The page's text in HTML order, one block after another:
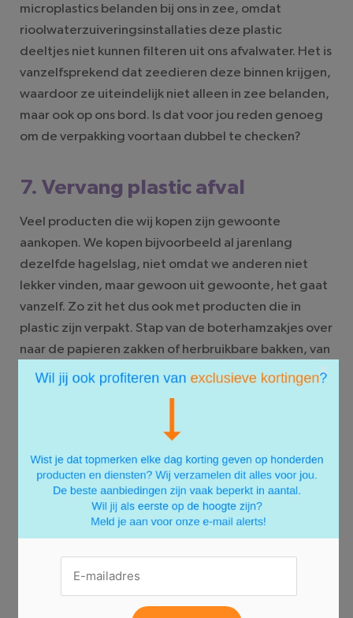
microplastics belanden bij ons in zee, omdat
rioolwaterzuiveringsinstallaties deze plastic
deeltjes niet kunnen filteren uit ons afvalwater. Het is
vanzelfsprekend dat zeedieren deze binnen krijgen,
waardoor ze uiteindelijk niet alleen in zee belanden,
maar ook op ons bord. Is dat voor jou reden genoeg
om de verpakking voortaan dubbel te checken?
7. Vervang plastic afval
Veel producten die wij kopen zijn gewoonte
aankopen. We kopen bijvoorbeeld al jarenlang
dezelfde hagelslag, niet omdat we anderen niet
lekker vinden, maar gewoon uit gewoonte, het gaat
vanzelf. Zo zit het dus ook met producten die in
plastic zijn verpakt. Stap van de boterhamzakjes over
naar de papieren zakken of herbruikbare bakken, van
wegwerpscheermesjes naar een herbruikbare
metalen/bamboe rietjes, vervang koffie
wegwerpbekers door herbruikbare bekers en
vervang je plastic waterflesje van de supermarkt
door eenDopper. Gebruik ook liever losse thee,
want in theezakjes zitten ook microplastics.
Hetzelfde geldt voor het groene laagje van een
spons, gebruik daarom milieuvriendelijke sponsjes.
En tot slot in deze reeks; pak een pepermuntje in
plaats van kauwgom. Kauwgom is van synthetisch
×